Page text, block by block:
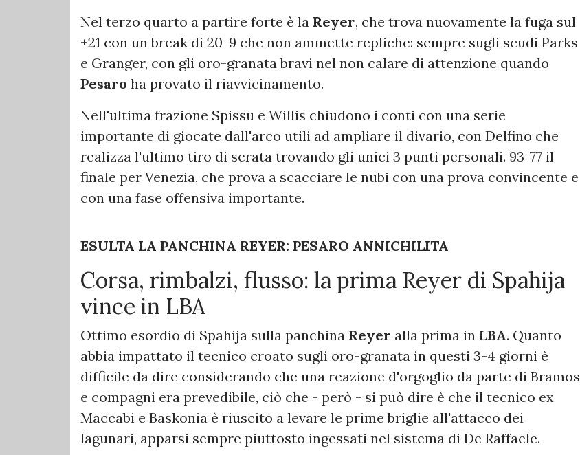
Nel terzo quarto a partire forte è la Reyer, che trova nuovamente la fuga sul
+21 con un break di 20-9 che non ammette repliche: sempre sugli scudi Parks
e Granger, con gli oro-granata bravi nel non calare di attenzione quando
Pesaro ha provato il riavvicinamento.
Nell'ultima frazione Spissu e Willis chiudono i conti con una serie
importante di giocate dall'arco utili ad ampliare il divario, con Delfino che
realizza l'ultimo tiro di serata trovando gli unici 3 punti personali. 93-77 il
finale per Venezia, che prova a scacciare le nubi con una prova convincente e
con una fase offensiva importante.
ESULTA LA PANCHINA REYER: PESARO ANNICHILITA
Corsa, rimbalzi, flusso: la prima Reyer di Spahija
vince in LBA
Ottimo esordio di Spahija sulla panchina Reyer alla prima in LBA. Quanto
abbia impattato il tecnico croato sugli oro-granata in questi 3-4 giorni è
difficile da dire considerando che una reazione d'orgoglio da parte di Bramos
e compagni era prevedibile, ciò che - però - si può dire è che il tecnico ex
Maccabi e Baskonia è riuscito a levare le prime briglie all'attacco dei
lagunari, apparsi sempre piuttosto ingessati nel sistema di De Raffaele.